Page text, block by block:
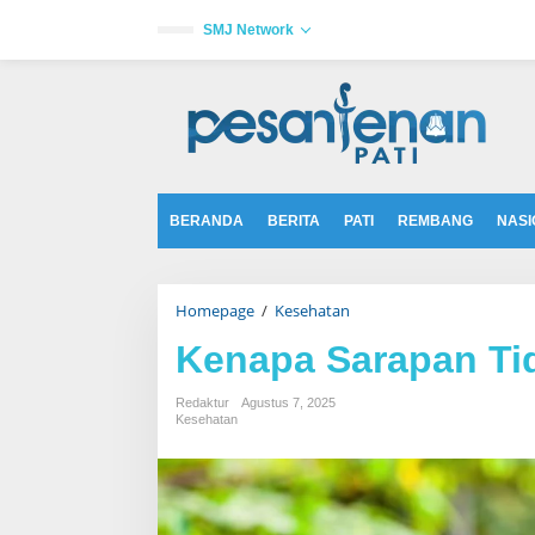
a
SMJ Network
BERANDA BERITA PATI REMBANG
Homepage / Kesehatan
a
r
a
p
a
Kenapa Sarapan
Redaktur
Agustus 7, 2025
Kesehatan